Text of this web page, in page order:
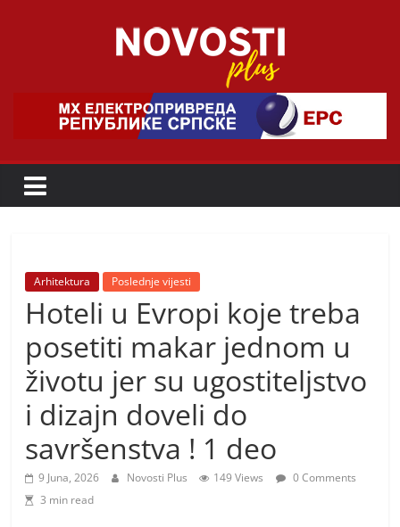
Novosti
Plus
o
a
l
p
o
z
i
t
i
v
Arhitektura Poslednje vijesti
Hoteli u Evropi koje treba
posetiti makar jednom u
životu jer su ugostiteljstvo
i dizajn doveli do
savršenstva ! 1 deo
9 Juna, 2026 Novosti Plus 149 Views
0 Comments
3 min read